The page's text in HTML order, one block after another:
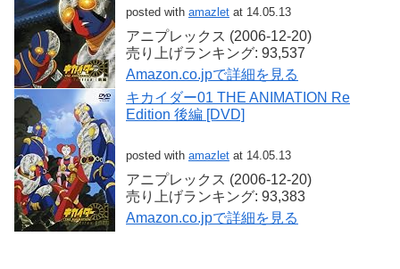
posted with amazlet at 14.05.13
アニプレックス (2006-12-20)
売り上げランキング: 93,537
Amazon.co.jpで詳細を見る
キカイダー01 THE ANIMATION Re
Edition 後編 [DVD]
posted with amazlet at 14.05.13
アニプレックス (2006-12-20)
売り上げランキング: 93,383
Amazon.co.jpで詳細を見る